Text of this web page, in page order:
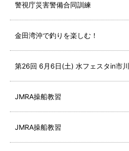
警視庁災害警備合同訓練
金田湾沖で釣りを楽しむ！
第26回 6月6日(土) 水フェスタin市川
JMRA操船教習
JMRA操船教習